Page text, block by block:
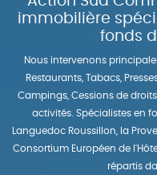
immobilière
fonds
Nous intervenons
Restaurants, Tabacs,
Campings, Cessions de
activités. Spécialistes en
Languedoc Roussillon, la
Consortium Européen de
répartis